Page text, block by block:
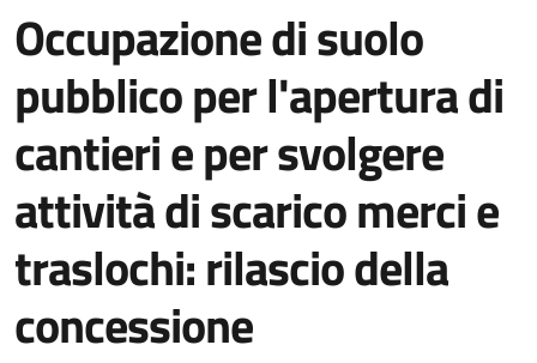
Occupazione di suolo
pubblico per l'apertura di
cantieri e per svolgere
attività di scarico merci e
traslochi: rilascio della
concessione